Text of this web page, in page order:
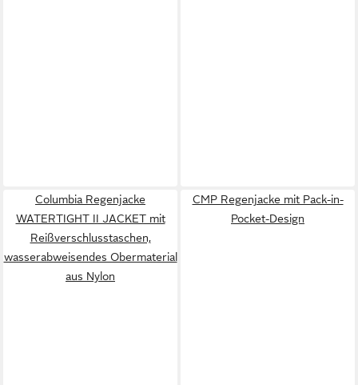
Columbia Regenjacke
WATERTIGHT II JACKET mit
Reißverschlusstaschen,
wasserabweisendes Obermaterial
aus Nylon
CMP Regenjacke mit Pack-in-
Pocket-Design